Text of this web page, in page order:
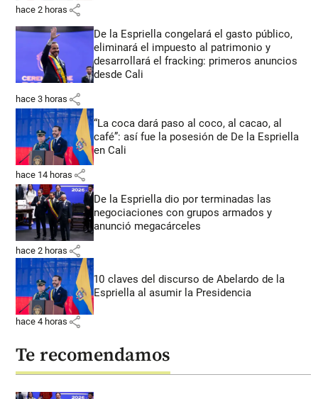
hace 2 horas share
De la Espriella congelará el gasto público,
eliminará el impuesto al patrimonio y
desarrollará el fracking: primeros anuncios
desde Cali
hace 3 horas share
“La coca dará paso al coco, al cacao, al
café”: así fue la posesión de De la Espriella
en Cali
hace 14 horas share
De la Espriella dio por terminadas las
negociaciones con grupos armados y
anunció megacárceles
hace 2 horas share
10 claves del discurso de Abelardo de la
Espriella al asumir la Presidencia
hace 4 horas share
Te recomendamos